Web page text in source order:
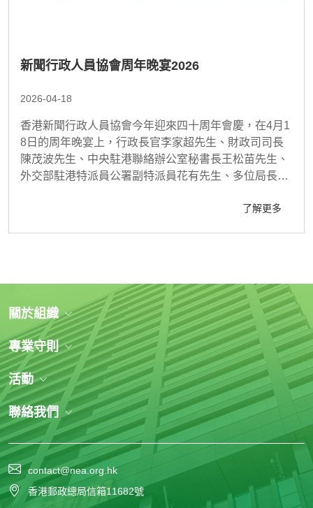
新聞行政人員協會周年晚宴2026
2026-04-18
香港新聞行政人員協會今年迎來四十周年會慶，在4月1
8日的周年晚宴上，行政長官李家超先生、財政司司長
陳茂波先生、中央駐港聯絡辦公室秘書長王松苗先生、
外交部駐港特派員公署副特派員花有先生、多位局長及
本會創會主席梁天偉先生、多位前主席、資深會員、各
了解更多
contact@nea.org.hk
香港郵政總局信箱11682號
關於組織
專業守則
活動
聯絡我們